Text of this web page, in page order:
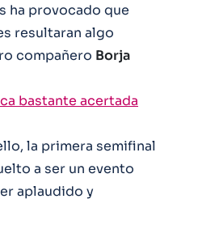
ha provocado que
resultaran algo
compañero Borja
bastante acertada
la primera semifinal
a ser un evento
aplaudido y